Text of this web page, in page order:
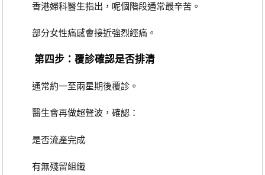
香港婦科醫生指出，呢個階段通常最辛苦。
部分女性痛感會接近強烈經痛。
第四步：覆診確認是否排清
通常約一至兩星期後覆診。
醫生會再做超聲波，確認：
是否流產完成
有無殘留組織